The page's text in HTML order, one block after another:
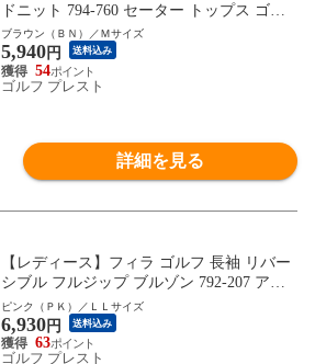
ドニット 794-760 セーター トップス ゴル
フウェア 秋冬モデル FILA GOLF 秋冬ウェ
ア 794760 女性用
ブラウン（ＢＮ）／Ｍサイズ
5,940円 送料込み
54
ゴルフ プレスト
詳細を見る
【レディース】フィラ ゴルフ 長袖 リバー
シブル フルジップ ブルゾン 792-207 アウ
ター ジャケット ゴルフウェア 秋冬モデル
FILA GOLF 秋冬ウェア 792207 女性用
ピンク（ＰＫ）／ＬＬサイズ
6,930円 送料込み
63
ゴルフ プレスト